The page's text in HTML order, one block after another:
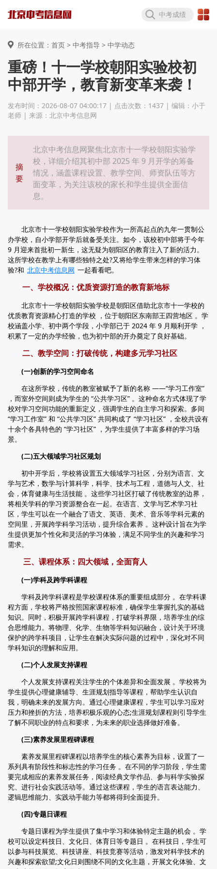
中考成绩
所在位置：首页 > 中考指导 > 中学动态
重磅！十一学校朝阳实验校初
中部开学，教育新变革来袭！
发布时间：2026-08-07 04:00:17 | 点击次数：1437 | 编辑：小于
老师 | 来源：北京中考信息网
摘
要
北京中考信息网聚焦北京市十一学校朝阳实验学
校，详细介绍其初中部 2025 年 9 月开学的筹备
情况，涵盖课程设置、教学空间、师资队伍等方
面变革，为关注该校的家长和学生提供全面信
息。
北京市十一学校朝阳实验学校作为一所高起点的九年一贯制公
办学校，自小学部开学后就备受关注。如今，该校初中部将于今年
9 月迎来首批初一新生，这无疑为朝阳区的教育注入了新的活力。
这所学校在教学上有哪些独特之处?又将给学生带来怎样的学习体
验?和 北京中考信息网 一起看看吧。
一、学校概况：优质资源打造的教育新地标
北京市十一学校朝阳实验学校是朝阳区借助北京市十一学校的
优质教育资源精心打造的学校 ，位于朝阳区东南部王四营地区 。学
校涵盖小学、初中两个学段，小学部已于 2024 年 9 月顺利开学 ，
积累了一定的办学经验，也为初中部的开办奠定了良好基础。
二、教学空间：打破传统，构建多元学习社区
(一)创新的学习空间命名
在这所学校，传统的教室被赋予了新的名称 ——“学习工作室”
，而室外空间则成为学生的 “公共学习区” 。这种命名方式体现了学
校对学习空间功能的重新定义，强调学生的自主学习和探索。多间
“学习工作室” 和 “公共学习区” 共同构成了 “学习社区” ，全校共设有
十余个各具特色的 “学习社区” ，为学生提供了丰富多样的学习场
景。
(二)五大领域学习社区规划
初中开学后，学校将设置五大领域学习社区，分别为语言、文
学与艺术，数学与计算科学，科学、技术与工程，道德与人文、社
会，体育健康与生活技能 。这些学习社区打破了传统教室的边界，
将相关学科的学习资源整合在一起。在语言、文学与艺术学习社
区，学生可以在一个融合了语文、英语、美术、音乐等学科元素的
空间里，开展跨学科学习活动，提升综合素养 。这种设计旨在为学
生提供更加个性化和灵活的学习体验，满足不同学生的兴趣和学习
需求。
三、课程体系：四大领域，全面育人
(一)学科及跨学科课程
学科及跨学科课程是学校课程体系的重要组成部分 。在学科课
程方面，学校将严格按照国家课程标准，确保学生掌握扎实的基础
知识。同时，积极开展跨学科课程，打破学科界限，培养学生的综
合思维能力。将物理、化学、生物等学科知识融合，设计关于环境
保护的跨学科项目，让学生在解决实际问题的过程中，深化对不同
学科知识的理解和应用。
(二)个人发展支持课程
个人发展支持课程关注学生的个体差异和全面发展 。学校将为
学生提供心理健康辅导、生涯规划指导等课程，帮助学生认识自
我，明确未来的发展方向。通过心理健康课程，学生可以学习应对
压力和挫折的方法，培养积极乐观的心态;生涯规划课程则引导学生
了解不同职业的特点和要求，为未来的职业选择做好准备。
(三)素养发展里程碑课程
素养发展里程碑课程以培养学生的核心素养为目标，设置了一
系列具有阶段性和标志性的学习任务 。在不同的学习阶段，学生需
要完成相应的素养发展任务，阅读经典文学作品、参与科学实验探
究、进行社会实践活动等。通过这些课程，学生的语言表达能力、
逻辑思维能力、实践动手能力等都将得到全面提升。
(四)专题日课程
专题日课程为学生提供了集中学习和体验特定主题的机会 。学
校可以设定科技日、文化日、体育日等专题日 。在科技日，学生可
以参与科技展览、科技讲座、科技竞赛等活动，激发对科学技术的
兴趣和探索欲望;文化日则围绕不同的文化主题，开展文化体验、文